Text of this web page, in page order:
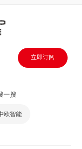
立即订阅
一搜
欧智能